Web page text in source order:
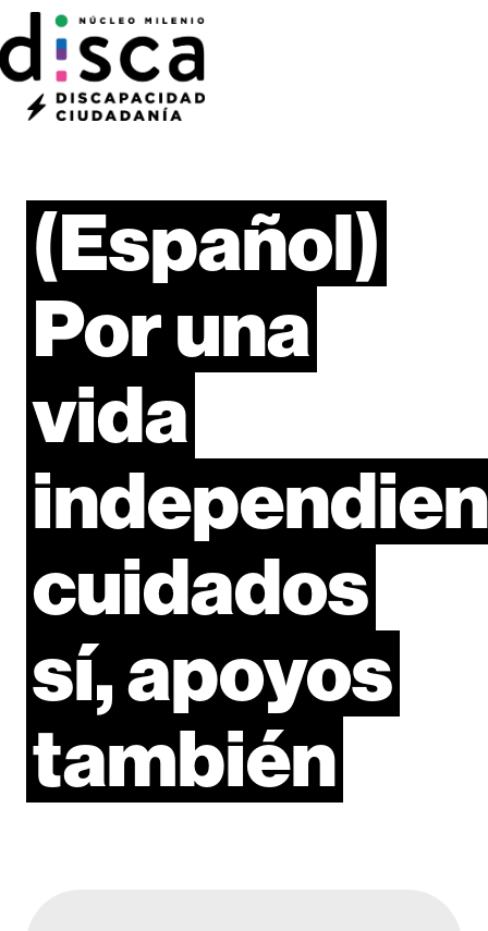
(Español)
Poruna
vida
cuidados
sí,apoyos
también